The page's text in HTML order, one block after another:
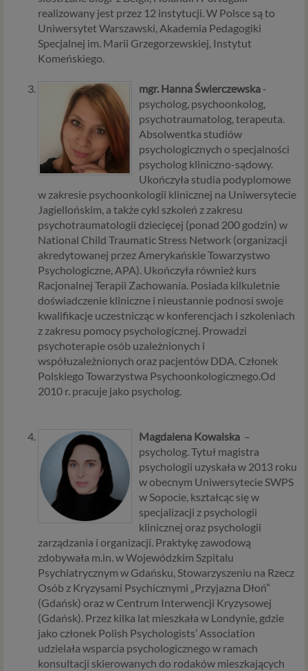
realizowany jest przez 12 instytucji. W Polsce są to
Uniwersytet Warszawski, Akademia Pedagogiki
Specjalnej im. Marii Grzegorzewskiej, Instytut
Komeńskiego.
mgr. Hanna Świerczewska -
psycholog, psychoonkolog,
psychotraumatolog, terapeuta.
Absolwentka studiów
psychologicznych o specjalności
psycholog kliniczno-sądowy.
Ukończyła studia podyplomowe
w zakresie psychoonkologii klinicznej na Uniwersytecie
Jagiellońskim, a także cykl szkoleń z zakresu
psychotraumatologii dziecięcej (ponad 200 godzin) w
National Child Traumatic Stress Network (organizacji
akredytowanej przez Amerykańskie Towarzystwo
Psychologiczne, APA). Ukończyła również kurs
Racjonalnej Terapii Zachowania. Posiada kilkuletnie
doświadczenie kliniczne i nieustannie podnosi swoje
kwalifikacje uczestnicząc w konferencjach i szkoleniach
z zakresu pomocy psychologicznej. Prowadzi
psychoterapie osób uzależnionych i
współuzależnionych oraz pacjentów DDA. Członek
Polskiego Towarzystwa Psychoonkologicznego.Od
2010 r. pracuje jako psycholog.
Magdalena Kowalska –
psycholog. Tytuł magistra
psychologii uzyskała w 2013 roku
w obecnym Uniwersytecie SWPS
w Sopocie, kształcąc się w
specjalizacji z psychologii
klinicznej oraz psychologii
zarządzania i organizacji. Praktykę zawodową
zdobywała m.in. w Wojewódzkim Szpitalu
Psychiatrycznym w Gdańsku, Stowarzyszeniu na Rzecz
Osób z Kryzysami Psychicznymi „Przyjazna Dłoń”
(Gdańsk) oraz w Centrum Interwencji Kryzysowej
(Gdańsk). Przez kilka lat mieszkała w Londynie, gdzie
jako członek Polish Psychologists’ Association
udzielała wsparcia psychologicznego w ramach
konsultacji skierowanych do rodaków mieszkających
życia, w tym na korzystanie z usług internetowych, takich
jak między innymi usługi serwisu Psychorada.pl. W tej
informacji przedstawiamy skrót najważniejszych
zagadnień dotyczących przetwarzania Twoich danych
związku z korzystaniem z naszych usług. Prosimy Cię o jej
przeczytanie, nie zajmie to więcej niż kilka minut.
Czym są dane osobowe
Dane osobowe to, zgodnie z RODO, informacje o
zidentyfikowanej lub możliwej do zidentyfikowania
osobie fizycznej. W przypadku korzystania z naszego
serwisu takimi danymi są np. adres e-mail, adres IP lub
Twoje dane w serwisie konsultacyjnym czy w innej
usłudze oferowanej przez Psychoradę. Dane osobowe
mogą być zapisywane w plikach cookies lub podobnych
technologiach (np. local storage) instalowanych przez nas
lub naszych Zaufanych Partnerów na naszych stronach i
urządzeniach, których używasz podczas korzystania z
naszych usług.
Podstawa i cel przetwarzania
Przetwarzanie danych osobowych wymaga podstawy
prawnej. RODO przewiduje kilka rodzajów takich
podstaw prawnych dla przetwarzania danych, a w
Niezbędność przetwarzania do zawarcia lub
wykonania umowy, której jesteś stroną. Umowa to,
w naszym przypadku, regulamin serwisu i
informacje na stronach ofertowych danej usługi.
Jeśli zatem zawieramy z Tobą umowę o realizację
danej usługi, to możemy przetwarzać Twoje dane w
zakresie niezbędnym do realizacji tej umowy. W
przypadku, gdy zakładasz u nas konto, to umowa o
dostarczenie tego konta upoważnia nas do
przetwarzania danych niezbędnych do jego
zapewnienia (np. danych podanych przez Ciebie w
profilu tego konta). Bez tej możliwości nie bylibyśmy
w stanie zapewnić Ci usługi, a Ty nie mógłbyś z niej
korzystać.
Niezbędność przetwarzania do celów wynikających